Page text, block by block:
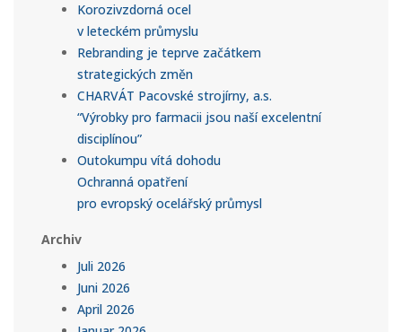
Korozivzdorná ocel
v leteckém průmyslu
Rebranding je teprve začátkem
strategických změn
CHARVÁT Pacovské strojírny, a.s.
“Výrobky pro farmacii jsou naší excelentní
disciplínou”
Outokumpu vítá dohodu
Ochranná opatření
pro evropský ocelářský průmysl
Archiv
Juli 2026
Juni 2026
April 2026